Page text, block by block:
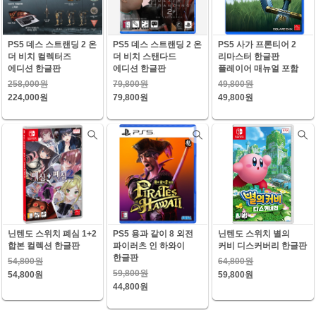
PS5 데스 스트랜딩 2 온
더 비치 컬렉터즈
에디션 한글판
258,000원
224,000원
PS5 데스 스트랜딩 2 온
더 비치 스탠다드
에디션 한글판
79,800원
79,800원
PS5 사가 프론티어 2
리마스터 한글판
플레이어 매뉴얼 포함
49,800원
49,800원
닌텐도 스위치 폐심 1+2
합본 컬렉션 한글판
54,800원
54,800원
PS5 용과 같이 8 외전
파이러츠 인 하와이
한글판
59,800원
44,800원
닌텐도 스위치 별의
커비 디스커버리 한글판
64,800원
59,800원